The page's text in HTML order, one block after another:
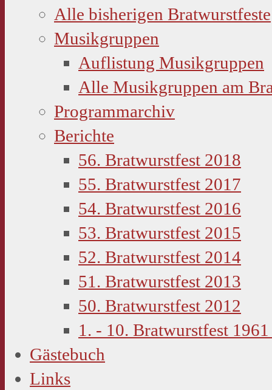
Alle bisherigen Bratwurstfeste
Musikgruppen
Auflistung Musikgruppen
Alle Musikgruppen am
Programmarchiv
Berichte
56. Bratwurstfest 2018
55. Bratwurstfest 2017
54. Bratwurstfest 2016
53. Bratwurstfest 2015
52. Bratwurstfest 2014
51. Bratwurstfest 2013
50. Bratwurstfest 2012
1. - 10. Bratwurstfest
Gästebuch
Links